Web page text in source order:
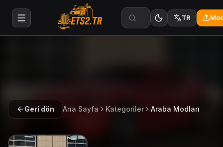
TR
Geri dön Ana Sayfa Kategoriler Araba Modları